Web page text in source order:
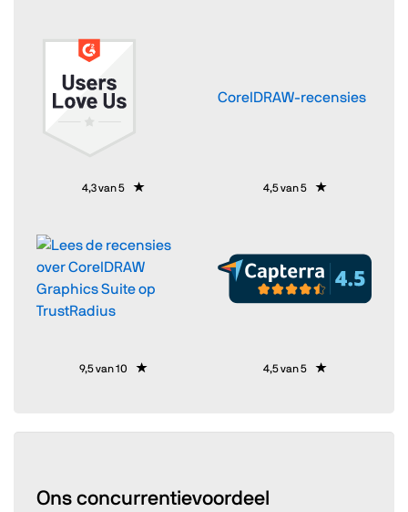
4,3 van 5
CorelDRAW-recensies
4,5 van 5
9,5 van 10 4,5 van 5
Ons concurrentievoordeel